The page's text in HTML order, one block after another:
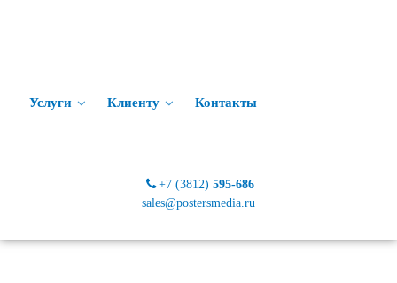
Услуги Клиенту Контакты
+7 (3812)595-686
sales@postersmedia.ru